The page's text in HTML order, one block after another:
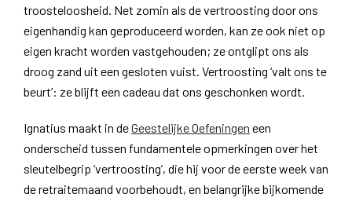
troosteloosheid. Net zomin als de vertroosting door ons
eigenhandig kan geproduceerd worden, kan ze ook niet op
eigen kracht worden vastgehouden; ze ontglipt ons als
droog zand uit een gesloten vuist. Vertroosting ‘valt ons te
beurt’: ze blijft een cadeau dat ons geschonken wordt.
Ignatius maakt in deGeestelijke Oefeningen een
onderscheid tussen fundamentele opmerkingen over het
sleutelbegrip ‘vertroosting’, die hij voor de eerste week van
de retraitemaand voorbehoudt, en belangrijke bijkomende